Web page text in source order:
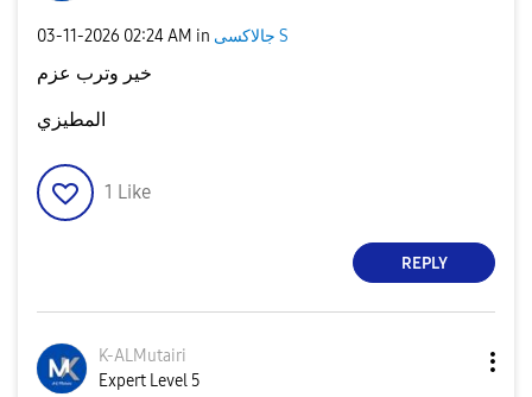
‎03-11-2026 02:24 AM in جالاكسى S
خير وترب عزم
المطيزي
1 Like
REPLY
K-ALMutairi
Expert Level 5